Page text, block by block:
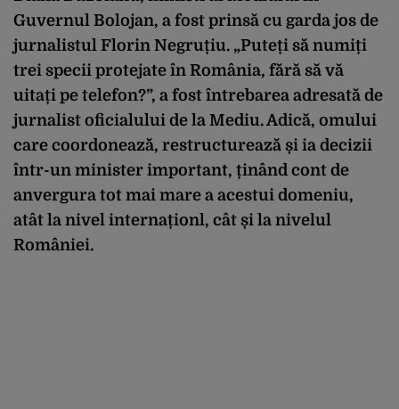
Guvernul Bolojan, a fost prinsă cu garda jos de
jurnalistul Florin Negruțiu. „Puteți să numiți
trei specii protejate în România, fără să vă
uitați pe telefon?”, a fost întrebarea adresată de
jurnalist oficialului de la Mediu. Adică, omului
care coordonează, restructurează și ia decizii
într-un minister important, ținând cont de
anvergura tot mai mare a acestui domeniu,
atât la nivel internaționl, cât și la nivelul
României.